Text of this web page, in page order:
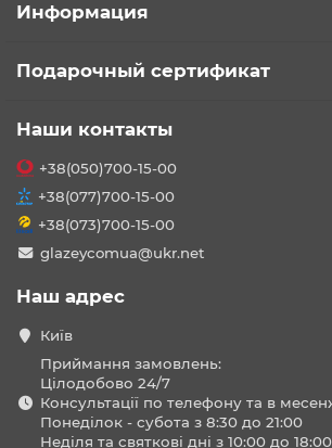
Информация
Подарочный сертификат
Наши контакты
+38(050)700-15-00
+38(077)700-15-00
+38(073)700-15-00
glazeycomua@ukr.net
Наш адрес
Київ
Приймання замовлень:
Цілодобово 24/7
Консультації по телефону та в
Понеділок - субота з 8:30 до 21:00
Неділя та святкові дні з 10:00 до 18:00